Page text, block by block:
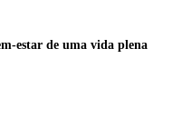
estar de uma vida plena